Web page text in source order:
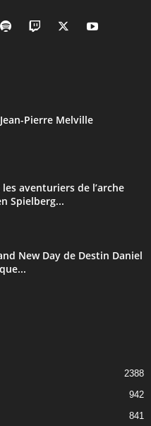
Pierre Melville
aventuriers de l’arche
Spielberg...
New Day de Destin Daniel
2388
942
841